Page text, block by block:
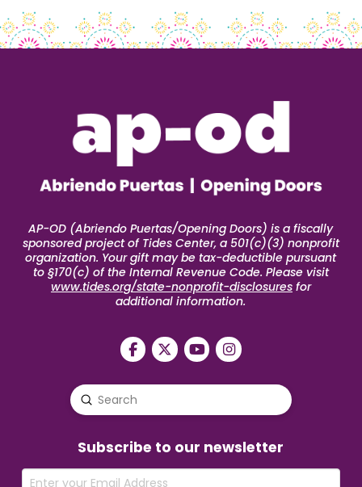
AP-OD (Abriendo Puertas/Opening Doors) is a fiscally
sponsored project of Tides Center, a 501(c)(3) nonprofit
organization. Your gift may be tax-deductible pursuant
to §170(c) of the Internal Revenue Code. Please visit
www.tides.org/state-nonprofit-disclosuresfor
additional information.
Search
Submit
Subscribe to our newsletter